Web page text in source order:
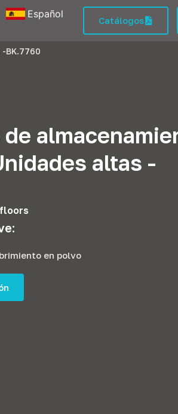
Español
Catálogos
BK.7760
altas -
floors
en polvo